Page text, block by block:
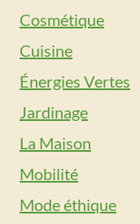
Cosmétique
Cuisine
Énergies Vertes
Jardinage
La Maison
Mobilité
Mode éthique